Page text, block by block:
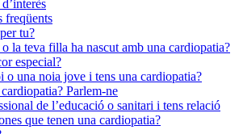
freqüents
tu?
la teva filla ha nascut amb una cardiopatia?
especial?
o una noia jove i tens una cardiopatia?
Parlem-ne
de l’educació o sanitari i tens relació
que tenen una cardiopatia?